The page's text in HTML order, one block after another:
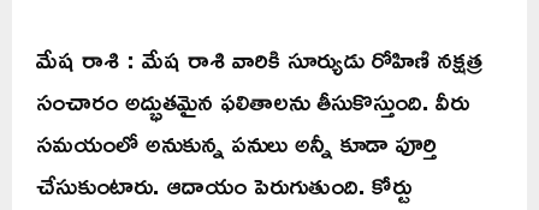
మేష రాశి : మేష రాశి వారికి సూర్యుడు రోహిణి నక్షత్ర
సంచారం అద్భుతమైన ఫలితాలను తీసుకొస్తుంది. వీరు
సమయంలో అనుకున్న పనులు అన్నీ కూడా పూర్తి
చేసుకుంటారు. ఆదాయం పెరుగుతుంది. కోర్టు